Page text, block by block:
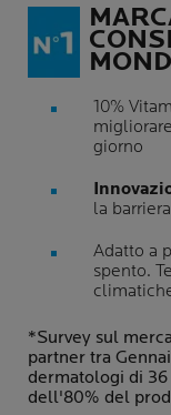
10%
giorno
la
Adatto a
spento.
*Survey sul
partner tra
dermatologi di 36
dell'80% del